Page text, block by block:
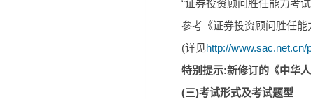
“证券投资顾问胜任能力考试
参考《证券投资顾问胜任能
(详见http://
特别提示:新修订的《中华
(三)考试形式及考试题型